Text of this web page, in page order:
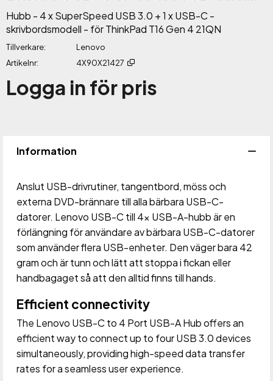
Hubb - 4 x SuperSpeed USB 3.0 + 1 x USB-C -
skrivbordsmodell - för ThinkPad T16 Gen 4 21QN
Tillverkare
Lenovo
Artikelnr
4X90X21427
Logga in för pris
Information
Anslut USB-drivrutiner, tangentbord, möss och
externa DVD-brännare till alla bärbara USB-C-
datorer. Lenovo USB-C till 4× USB-A-hubb är en
förlängning för användare av bärbara USB-C-datorer
som använder flera USB-enheter. Den väger bara 42
gram och är tunn och lätt att stoppa i fickan eller
handbagaget så att den alltid finns till hands.
Efficient connectivity
The Lenovo USB-C to 4 Port USB-A Hub offers an
efficient way to connect up to four USB 3.0 devices
simultaneously, providing high-speed data transfer
rates for a seamless user experience.